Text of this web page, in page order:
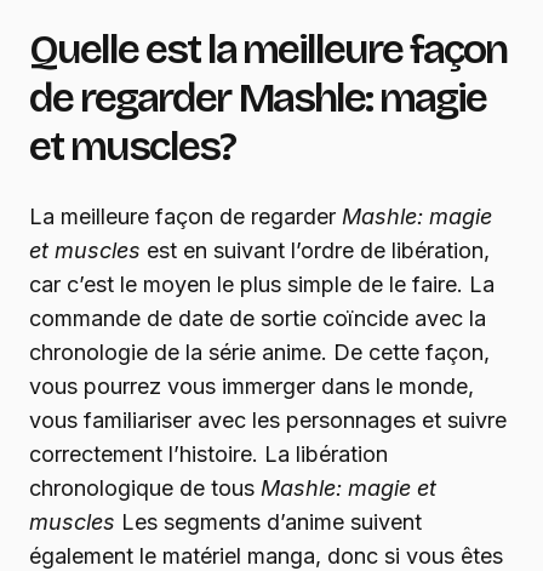
Quelle est la meilleure façon
de regarderMashle: magie
et muscles?
La meilleure façon de regarder Mashle: magie
et muscles est en suivant l’ordre de libération,
car c’est le moyen le plus simple de le faire. La
commande de date de sortie coïncide avec la
chronologie de la série anime. De cette façon,
vous pourrez vous immerger dans le monde,
vous familiariser avec les personnages et suivre
correctement l’histoire. La libération
chronologique de tous Mashle: magie et
muscles Les segments d’anime suivent
également le matériel manga, donc si vous êtes